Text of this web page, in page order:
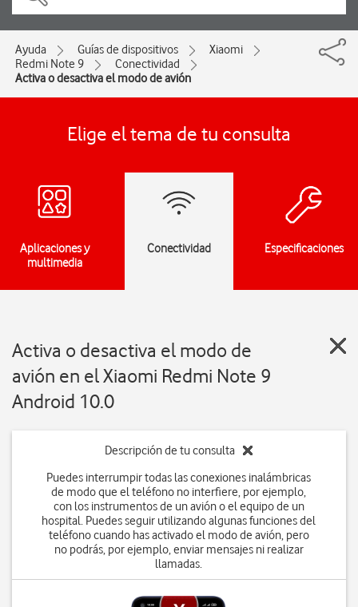
Ayuda Guías de dispositivos
Xiaomi
Redmi Note 9
Conectividad
Activa o desactiva el modo de avión
Elige el tema de tu consulta
Aplicaciones y
multimedia
Conectividad Especificaciones
Activa o desactiva el modo de
avión en el Xiaomi Redmi Note 9
Android 10.0
Descripción de tu consulta
Puedes interrumpir todas las conexiones inalámbricas
de modo que el teléfono no interfiere, por ejemplo,
con los instrumentos de un avión o el equipo de un
hospital. Puedes seguir utilizando algunas funciones del
teléfono cuando has activado el modo de avión, pero
no podrás, por ejemplo, enviar mensajes ni realizar
llamadas.